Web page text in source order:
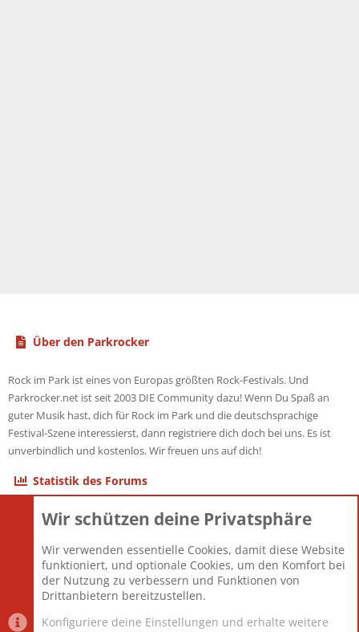
Über den Parkrocker
Rock im Park ist eines von Europas größten Rock-Festivals. Und
Parkrocker.net ist seit 2003 DIE Community dazu! Wenn Du Spaß an
guter Musik hast, dich für Rock im Park und die deutschsprachige
Festival-Szene interessierst, dann registriere dich doch bei uns. Es ist
unverbindlich und kostenlos. Wir freuen uns auf dich!
Statistik des Forums
Themen
Mitglieder
12.427
Neuestes Mitglied
Berlin
Wir schützen deine Privatsphäre
Wir verwenden essentielle Cookies, damit diese Website
funktioniert, und optionale Cookies, um den Komfort bei
der Nutzung zu verbessern und Funktionen von
Drittanbietern bereitzustellen.
Konfiguriere deine Einstellungen und erhalte weitere